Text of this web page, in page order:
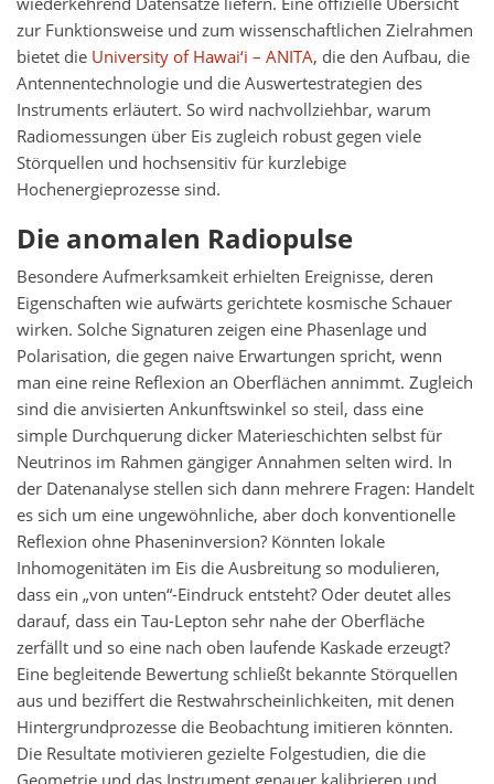
zur Funktionsweise und zum wissenschaftlichen Zielrahmen
bietet die University of Hawai‘i – ANITA, die den Aufbau, die
Antennentechnologie und die Auswertestrategien des
Instruments erläutert. So wird nachvollziehbar, warum
Radiomessungen über Eis zugleich robust gegen viele
Störquellen und hochsensitiv für kurzlebige
Hochenergieprozesse sind.
Die anomalen Radiopulse
Besondere Aufmerksamkeit erhielten Ereignisse, deren
Eigenschaften wie aufwärts gerichtete kosmische Schauer
wirken. Solche Signaturen zeigen eine Phasenlage und
Polarisation, die gegen naive Erwartungen spricht, wenn
man eine reine Reflexion an Oberflächen annimmt. Zugleich
sind die anvisierten Ankunftswinkel so steil, dass eine
simple Durchquerung dicker Materieschichten selbst für
Neutrinos im Rahmen gängiger Annahmen selten wird. In
der Datenanalyse stellen sich dann mehrere Fragen: Handelt
es sich um eine ungewöhnliche, aber doch konventionelle
Reflexion ohne Phaseninversion? Könnten lokale
Inhomogenitäten im Eis die Ausbreitung so modulieren,
dass ein „von unten“-Eindruck entsteht? Oder deutet alles
darauf, dass ein Tau-Lepton sehr nahe der Oberfläche
zerfällt und so eine nach oben laufende Kaskade erzeugt?
Eine begleitende Bewertung schließt bekannte Störquellen
aus und beziffert die Restwahrscheinlichkeiten, mit denen
Hintergrundprozesse die Beobachtung imitieren könnten.
Die Resultate motivieren gezielte Folgestudien, die die